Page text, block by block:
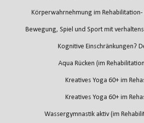
Körperwahrnehmung im
Bewegung, Spiel und Sport mit
Kognitive Einschränkungen?
Aqua Rücken (im
Kreatives Yoga 60+ im
Kreatives Yoga 60+ im
Wassergymnastik aktiv (im